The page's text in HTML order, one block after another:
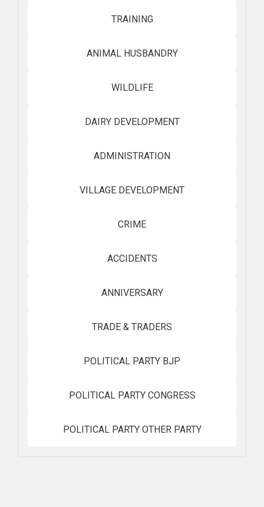
TRAINING
ANIMAL HUSBANDRY
WILDLIFE
DAIRY DEVELOPMENT
ADMINISTRATION
VILLAGE DEVELOPMENT
CRIME
ACCIDENTS
ANNIVERSARY
TRADE & TRADERS
POLITICAL PARTY BJP
POLITICAL PARTY CONGRESS
POLITICAL PARTY OTHER PARTY